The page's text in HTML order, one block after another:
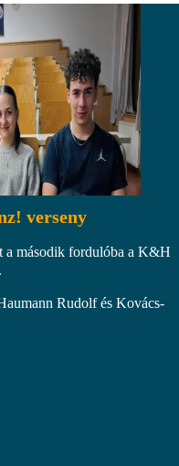
verseny
a második fordulóba a K&H
Rudolf és Kovács-